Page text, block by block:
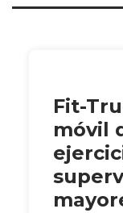
Fit-
móvil